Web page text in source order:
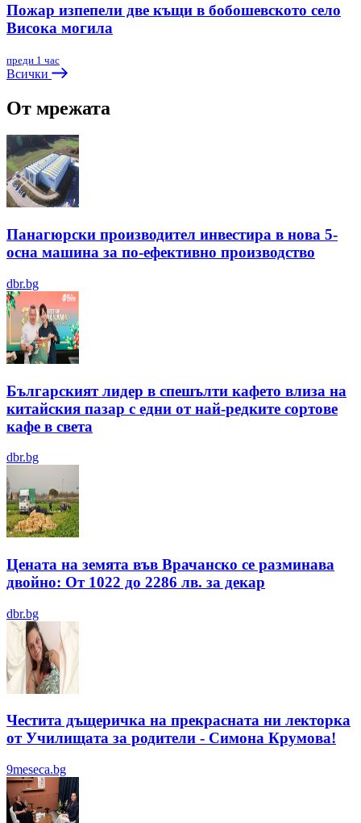
Пожар изпепели две къщи в бобошевското село
Висока могила
преди 1 час
Всички
От мрежата
Панагюрски производител инвестира в нова 5-
осна машина за по-ефективно производство
dbr.bg
Българският лидер в спешълти кафето влиза на
китайския пазар с едни от най-редките сортове
кафе в света
dbr.bg
Цената на земята във Врачанско се разминава
двойно: От 1022 до 2286 лв. за декар
dbr.bg
Честита дъщеричка на прекрасната ни лекторка
от Училищата за родители - Симона Крумова!
9meseca.bg